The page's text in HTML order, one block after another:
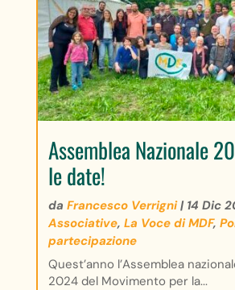
Assemblea Nazionale
le date!
da Francesco Verrigni| 14 Dic
Associative, La Voce di MDF,
partecipazione
Quest’anno l’Assemblea
2024 del Movimento per la...